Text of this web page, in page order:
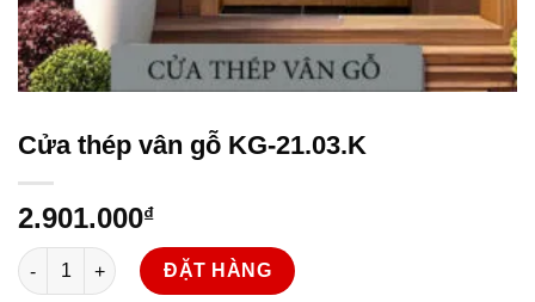
Cửa thép vân gỗ KG-21.03.K
2.901.000₫
Cửa thép vân gỗ KG-21.03.K số lượng
ĐẶT HÀNG